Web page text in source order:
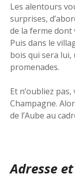
Les alentours
surprises,
de la ferme dont
Puis dans le
bois qui sera
promenades.
Et n’oubliez
Champagne.
de l’Aube au
Adresse